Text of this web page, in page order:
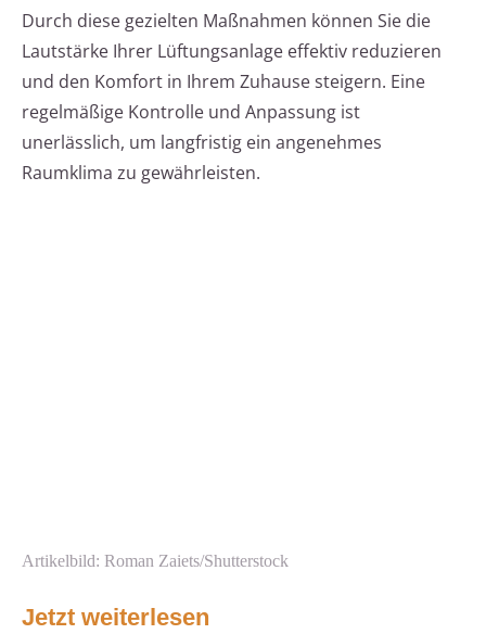
Durch diese gezielten Maßnahmen können Sie die
Lautstärke Ihrer Lüftungsanlage effektiv reduzieren
und den Komfort in Ihrem Zuhause steigern. Eine
regelmäßige Kontrolle und Anpassung ist
unerlässlich, um langfristig ein angenehmes
Raumklima zu gewährleisten.
Artikelbild: Roman Zaiets/Shutterstock
Jetzt weiterlesen